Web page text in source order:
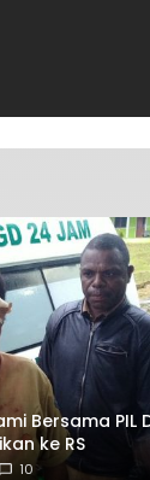
Bersama PIL
ke RS
10